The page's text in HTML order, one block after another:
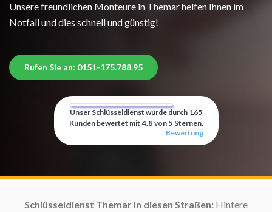
Unsere freundlichen Monteure in Themar helfen Ihnen im
Notfall und dies schnell und günstig!
Rufen Sie an: 0151-175.788.95
Unser Schlüsseldienst wurde durch 165
Kunden bewertet mit 4.8 von 5 Sternen.
Bewertung
Schlüsseldienst Themar in diesen Straßen: Hintere